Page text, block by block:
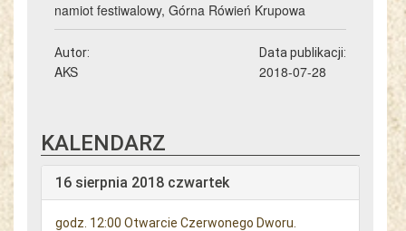
namiot festiwalowy, Górna Rówień Krupowa
Autor:
AKS
Data publikacji:
2018-07-28
KALENDARZ
16 sierpnia 2018 czwartek
godz. 12:00 Otwarcie Czerwonego Dworu.